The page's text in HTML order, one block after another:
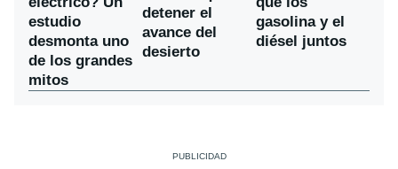
estudio
desmonta uno
de los grandes
mitos
detener el
avance del
desierto
gasolina y el
diésel juntos